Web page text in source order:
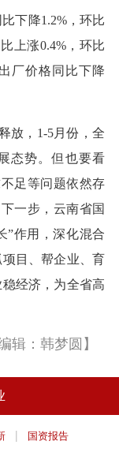
下降1.2%，环比
上涨0.4%，环比
厂价格同比下降
放，1-5月份，全
态势。但也要看
足等问题依然存
一步，云南省国
”作用，深化混合
目、帮企业、育
经济，为全省高
辑：韩梦圆】
| 国资报告